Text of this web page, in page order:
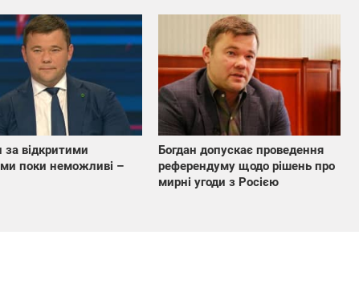
за відкритими
поки неможливі –
Богдан допускає проведення
референдуму щодо рішень про
мирні угоди з Росією